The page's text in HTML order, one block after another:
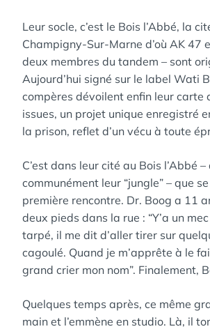
Leur socle, c’est le Bois l’Abbé, la
Champigny-Sur-Marne d’où AK 47
deux membres du tandem – sont
Aujourd’hui signé sur le label Wati
compères dévoilent enfin leur carte
issues, un projet unique enregistré
la prison, reflet d’un vécu à toute
C’est dans leur cité au Bois l’Abbé
communément leur “jungle” – que
première rencontre. Dr. Boog a 11
deux pieds dans la rue : “Y’a un
tarpé, il me dit d’aller tirer sur
cagoulé. Quand je m’apprête à le
grand crier mon nom”. Finalement,
Quelques temps après, ce même
main et l’emmène en studio. Là, il